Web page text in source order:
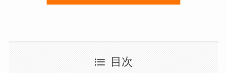
目次